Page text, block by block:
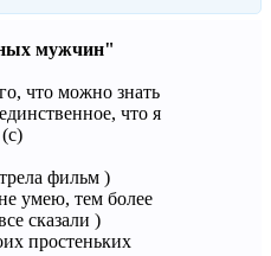
мужчин"
что можно знать
что я
фильм )
умею, тем более
сказали )
простеньких